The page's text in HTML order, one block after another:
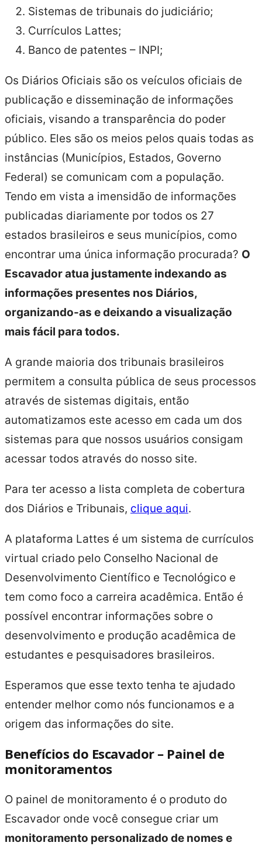
Sistemas de tribunais do judiciário;
Currículos Lattes;
Banco de patentes – INPI;
Os Diários Oficiais são os veículos oficiais de
publicação e disseminação de informações
oficiais, visando a transparência do poder
público. Eles são os meios pelos quais todas as
instâncias (Municípios, Estados, Governo
Federal) se comunicam com a população.
Tendo em vista a imensidão de informações
publicadas diariamente por todos os 27
estados brasileiros e seus municípios, como
encontrar uma única informação procurada? O
Escavador atua justamente indexando as
informações presentes nos Diários,
organizando-as e deixando a visualização
mais fácil para todos.
A grande maioria dos tribunais brasileiros
permitem a consulta pública de seus processos
através de sistemas digitais, então
automatizamos este acesso em cada um dos
sistemas para que nossos usuários consigam
acessar todos através do nosso site.
Para ter acesso a lista completa de cobertura
dos Diários e Tribunais, clique aqui.
A plataforma Lattes é um sistema de currículos
virtual criado pelo Conselho Nacional de
Desenvolvimento Científico e Tecnológico e
tem como foco a carreira acadêmica. Então é
possível encontrar informações sobre o
desenvolvimento e produção acadêmica de
estudantes e pesquisadores brasileiros.
Esperamos que esse texto tenha te ajudado
entender melhor como nós funcionamos e a
origem das informações do site.
Benefícios do Escavador – Painel de
monitoramentos
O painel de monitoramento é o produto do
Escavador onde você consegue criar um
monitoramento personalizado de nomes e